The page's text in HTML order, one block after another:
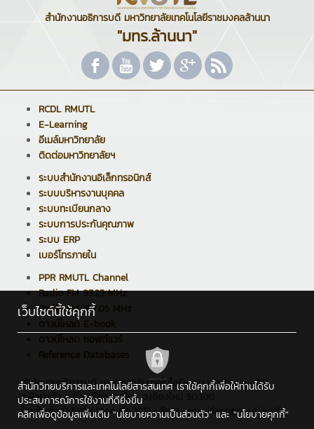
สำนักงานอธิการบดี มหาวิทยาลัยเทคโนโลยีราชมงคลล้านนา
"มทร.ล้านนา"
RCDL RMUTL
E-Learning
อีเมล์มหาวิทยาลัย
ติดต่อมหาวิทยาลัยฯ
ระบบสำนักงานอิเล็กทรอนิกส์
ระบบบริหารงานบุคคล
ระบบทะเบียนกลาง
ระบบการประกันคุณภาพ
ระบบ ERP
เบอร์โทรภายใน
PPR RMUTL Channel
Radio FM 97.25 MHz
Radio FM 107.05 MHz
ดาวน์โหลด E-book
ดาวน์โหลด ซอฟต์แวร์
Reference Databases
สำนักงานอธิการบดี มหาวิทยาลัยเทคโนโลยีราชมงคลล้านนา : 128
ถ.ห้วยแก้ว ต.ช้างเผือก อ.เมือง จ.เชียงใหม่ 50300
โทรศัพท์ : 0 5392 1444 ต่อ 1012 , อีเมล : president@rmutl.ac.th
เว็บไซต์นี้ใช้คุกกี้
สำนักวิทยบริการและเทคโนโลยีสารสนเทศ เราใช้คุกกี้เพื่อให้ท่านได้รับ
ประสบการณ์การใช้งานที่ดียิ่งขึ้น
คลิกเพื่อดูข้อมูลเพิ่มเติม "นโยบายความเป็นส่วนตัว" และ "นโยบายคุกกี้"